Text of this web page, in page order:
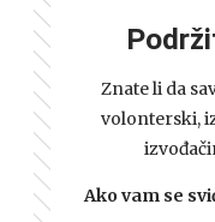
Znate li da
volonterski,
Ako vam se